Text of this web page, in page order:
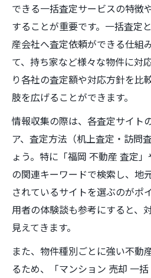
できる一括査定サービスの特徴
することが重要です。一括査定
産会社へ査定依頼ができる仕組
て、持ち家など様々な物件に対
り各社の査定額や対応方針を比
肢を広げることができます。
情報収集の際は、各査定サイト
ア、査定方法（机上査定・訪問
ょう。特に「福岡 不動産 査定
の関連キーワードで検索し、地
されているサイトを選ぶのがポ
用者の体験談も参考にすると、
見えてきます。
また、物件種別ごとに強い不動
るため、「マンション 売却 一